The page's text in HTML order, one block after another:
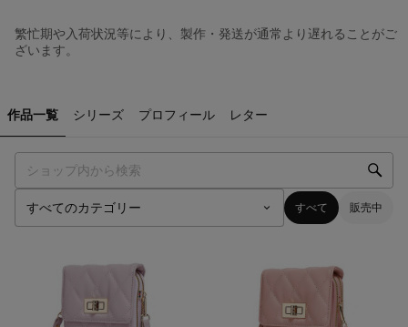
繁忙期や入荷状況等により、製作・発送が通常より遅れることがご
ざいます。
作品一覧 シリーズ プロフィール レター
すべて 販売中